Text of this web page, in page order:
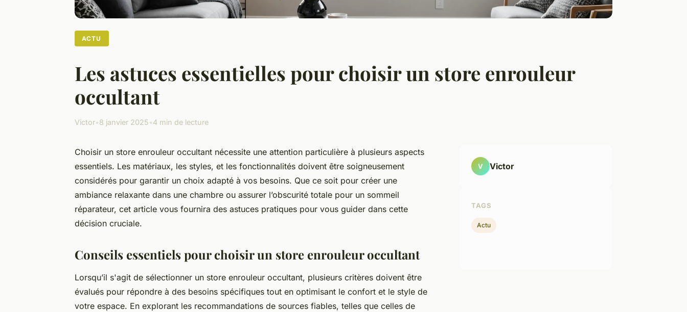
ACTU
Les astuces essentielles pour choisir un store enrouleur
occultant
Victor•8 janvier 2025•4 min de lecture
Choisir un store enrouleur occultant nécessite une attention particulière à plusieurs aspects
essentiels. Les matériaux, les styles, et les fonctionnalités doivent être soigneusement
considérés pour garantir un choix adapté à vos besoins. Que ce soit pour créer une
ambiance relaxante dans une chambre ou assurer l’obscurité totale pour un sommeil
réparateur, cet article vous fournira des astuces pratiques pour vous guider dans cette
décision cruciale.
Conseils essentiels pour choisir un store enrouleur occultant
Lorsqu’il s'agit de sélectionner un store enrouleur occultant, plusieurs critères doivent être
évalués pour répondre à des besoins spécifiques tout en optimisant le confort et le style de
votre espace. En explorant les recommandations de sources fiables, telles que celles de
V Victor
TAGS
Actu